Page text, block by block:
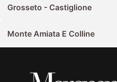
Grosseto - Castiglione
Monte Amiata E Colline